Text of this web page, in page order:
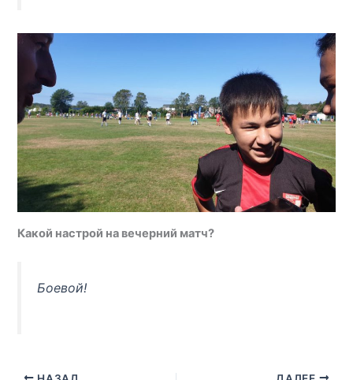
Какой настрой на вечерний матч?
Боевой!